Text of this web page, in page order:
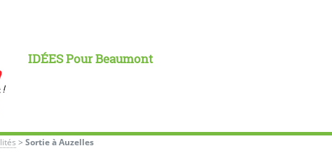
IDÉES Pour Beaumont
>Sortie à Auzelles